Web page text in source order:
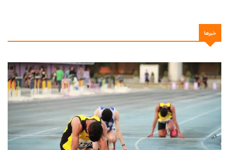
-
-
-
خبرها